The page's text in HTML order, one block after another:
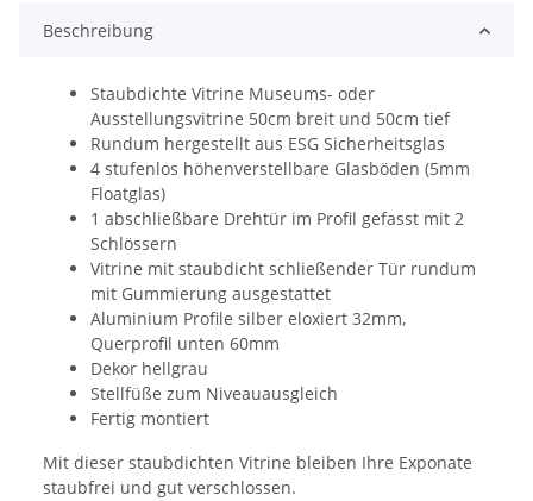
Beschreibung
Staubdichte Vitrine Museums- oder
Ausstellungsvitrine 50cm breit und 50cm tief
Rundum hergestellt aus ESG Sicherheitsglas
4 stufenlos höhenverstellbare Glasböden (5mm
Floatglas)
1 abschließbare Drehtür im Profil gefasst mit 2
Schlössern
Vitrine mit staubdicht schließender Tür rundum
mit Gummierung ausgestattet
Aluminium Profile silber eloxiert 32mm,
Querprofil unten 60mm
Dekor hellgrau
Stellfüße zum Niveauausgleich
Fertig montiert
Mit dieser staubdichten Vitrine bleiben Ihre Exponate
staubfrei und gut verschlossen.